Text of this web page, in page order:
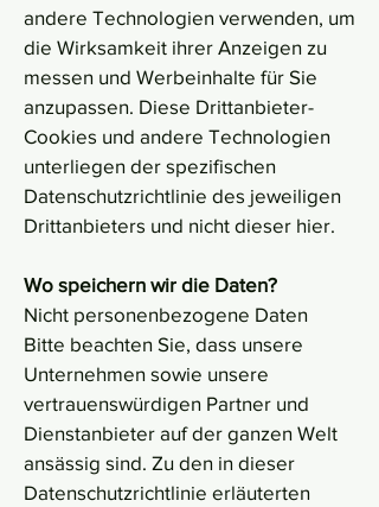
andere Technologien verwenden, um
die Wirksamkeit ihrer Anzeigen zu
messen und Werbeinhalte für Sie
anzupassen. Diese Drittanbieter-
Cookies und andere Technologien
unterliegen der spezifischen
Datenschutzrichtlinie des jeweiligen
Drittanbieters und nicht dieser hier.
Wo speichern wir die Daten?
Nicht personenbezogene Daten
Bitte beachten Sie, dass unsere
Unternehmen sowie unsere
vertrauenswürdigen Partner und
Dienstanbieter auf der ganzen Welt
ansässig sind. Zu den in dieser
Datenschutzrichtlinie erläuterten